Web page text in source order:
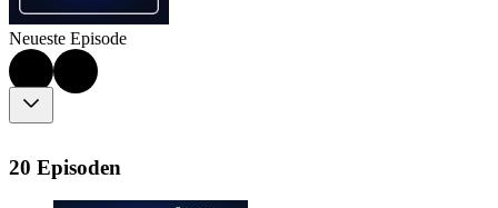
Neueste Episode
20 Episoden